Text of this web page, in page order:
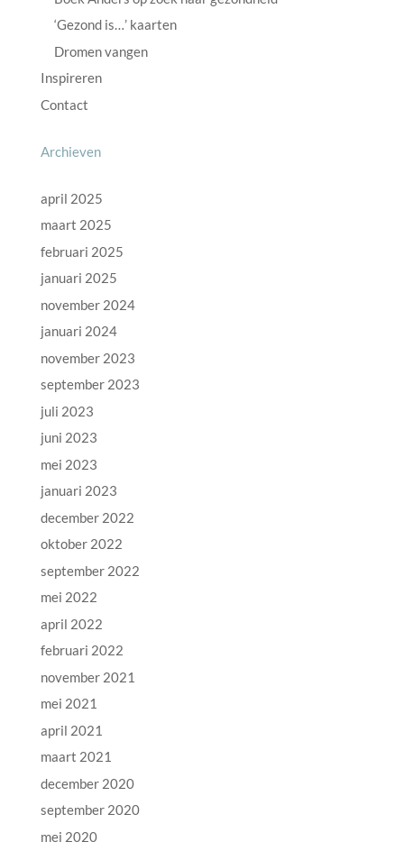
‘Gezond is…’ kaarten
Dromen vangen
Inspireren
Contact
Archieven
april 2025
maart 2025
februari 2025
januari 2025
november 2024
januari 2024
november 2023
september 2023
juli 2023
juni 2023
mei 2023
januari 2023
december 2022
oktober 2022
september 2022
mei 2022
april 2022
februari 2022
november 2021
mei 2021
april 2021
maart 2021
december 2020
september 2020
mei 2020